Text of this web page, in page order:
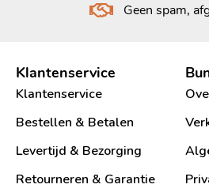
Geen spam,
Klantenservice
Klantenservice
Bestellen & Betalen
Levertijd & Bezorging
Retourneren & Garantie